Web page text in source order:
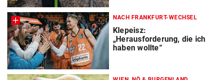
NACH FRANKFURT-WECHSEL
Klepeisz:
„Herausforderung, die ich
haben wollte“